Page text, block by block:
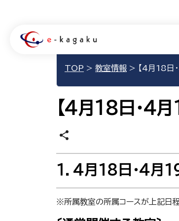
TOP > 教室情報 > 【4月18
【4月18日･4
share
１．4月18日･4月
※所属教室の所属コースが上記日